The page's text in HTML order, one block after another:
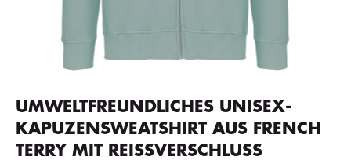
UMWELTFREUNDLICHES UNISEX-
KAPUZENSWEATSHIRT AUS FRENCH
TERRY MIT REISSVERSCHLUSS